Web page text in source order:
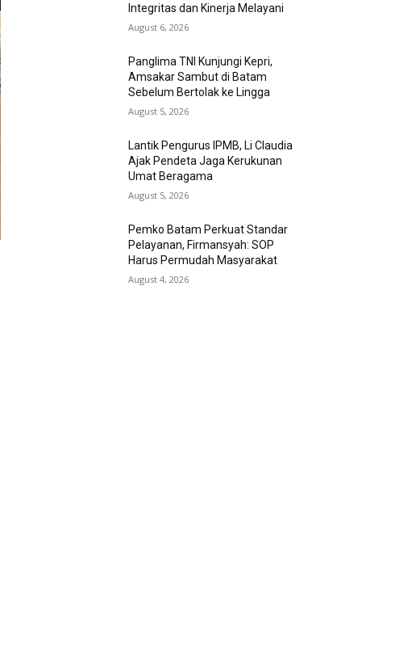
Integritas dan Kinerja Melayani
August 6, 2026
Panglima TNI Kunjungi Kepri,
Amsakar Sambut di Batam
Sebelum Bertolak ke Lingga
August 5, 2026
Lantik Pengurus IPMB, Li Claudia
Ajak Pendeta Jaga Kerukunan
Umat Beragama
August 5, 2026
Pemko Batam Perkuat Standar
Pelayanan, Firmansyah: SOP
Harus Permudah Masyarakat
August 4, 2026